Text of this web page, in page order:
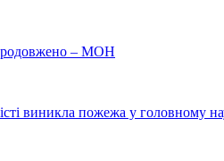
– МОН
виникла пожежа у головному